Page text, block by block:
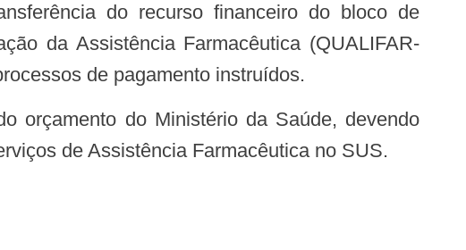
da Assistência Farmacêutica (QUALIFAR-
de pagamento instruídos.
de Assistência Farmacêutica no SUS.